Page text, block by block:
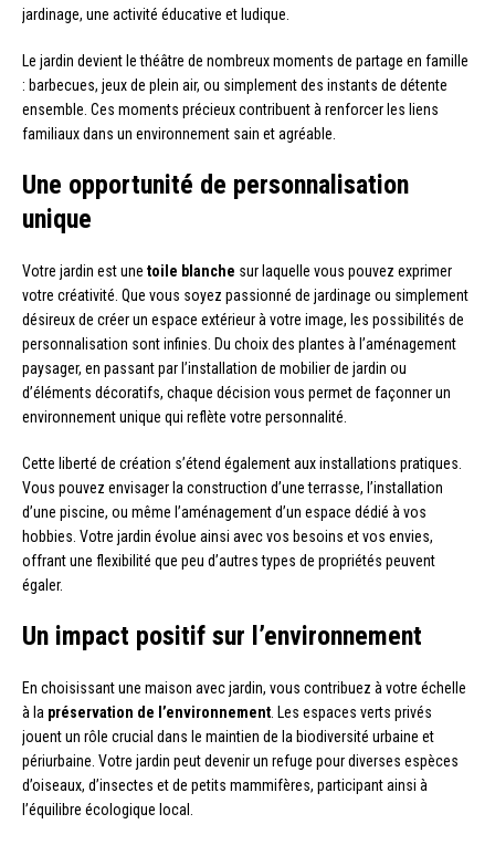
jardinage, une activité éducative et ludique.
Le jardin devient le théâtre de nombreux moments de partage en famille
: barbecues, jeux de plein air, ou simplement des instants de détente
ensemble. Ces moments précieux contribuent à renforcer les liens
familiaux dans un environnement sain et agréable.
Une opportunité de personnalisation
unique
Votre jardin est une toile blanche sur laquelle vous pouvez exprimer
votre créativité. Que vous soyez passionné de jardinage ou simplement
désireux de créer un espace extérieur à votre image, les possibilités de
personnalisation sont infinies. Du choix des plantes à l’aménagement
paysager, en passant par l’installation de mobilier de jardin ou
d’éléments décoratifs, chaque décision vous permet de façonner un
environnement unique qui reflète votre personnalité.
Cette liberté de création s’étend également aux installations pratiques.
Vous pouvez envisager la construction d’une terrasse, l’installation
d’une piscine, ou même l’aménagement d’un espace dédié à vos
hobbies. Votre jardin évolue ainsi avec vos besoins et vos envies,
offrant une flexibilité que peu d’autres types de propriétés peuvent
égaler.
Un impact positif sur l’environnement
En choisissant une maison avec jardin, vous contribuez à votre échelle
à la préservation de l’environnement. Les espaces verts privés
jouent un rôle crucial dans le maintien de la biodiversité urbaine et
périurbaine. Votre jardin peut devenir un refuge pour diverses espèces
d’oiseaux, d’insectes et de petits mammifères, participant ainsi à
l’équilibre écologique local.